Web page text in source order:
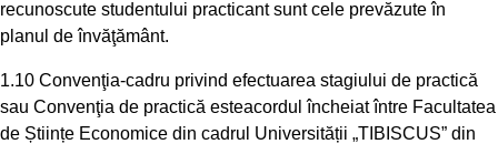
recunoscute studentului practicant sunt cele prevăzute în
planul de învăţământ.
1.10 Convenţia-cadru privind efectuarea stagiului de practică
sau Convenţia de practică esteacordul încheiat între Facultatea
de Științe Economice din cadrul Universității „TIBISCUS” din